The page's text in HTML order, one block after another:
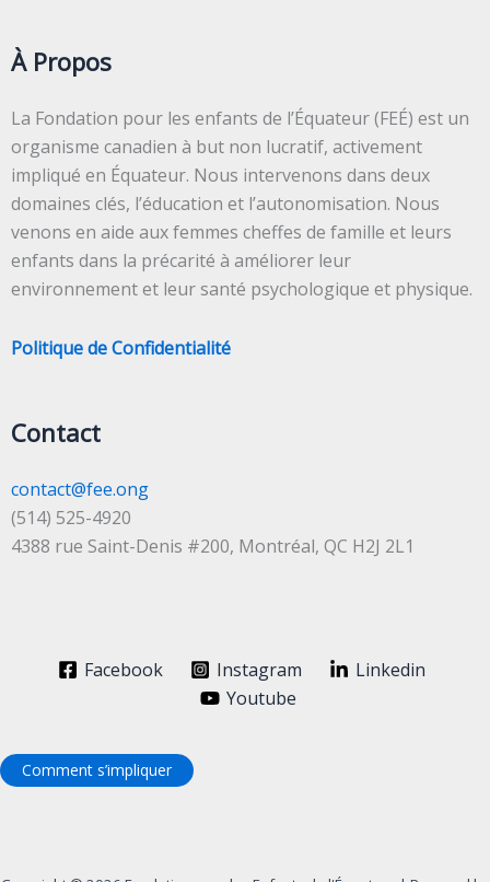
À Propos
La Fondation pour les enfants de l’Équateur (FEÉ) est un
organisme canadien à but non lucratif, activement
impliqué en Équateur. Nous intervenons dans deux
domaines clés, l’éducation et l’autonomisation. Nous
venons en aide aux femmes cheffes de famille et leurs
enfants dans la précarité à améliorer leur
environnement et leur santé psychologique et physique.
Politique de Confidentialité
Contact
contact@fee.ong
(514) 525-4920
4388 rue Saint-Denis #200, Montréal, QC H2J 2L1
Facebook Instagram
Linkedin
Youtube
Comment s’impliquer